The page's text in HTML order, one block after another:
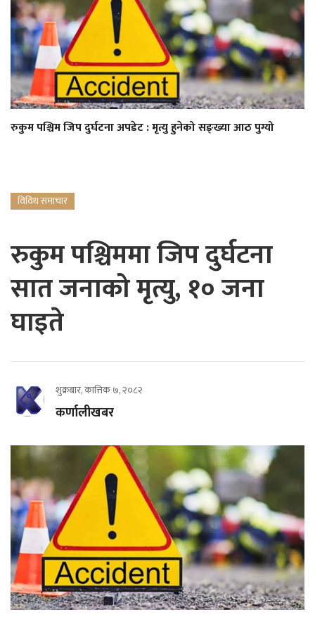
रुकुम पश्चिम जिप दुर्घटना अपडेट : मृत्यु हुनेको सङ्ख्या आठ पुग्यो
विविध समाचार
रुकुम पश्चिममा जिप दुर्घटना
सात जनाको मृत्यु, १० जना
घाइते
शुक्रबार, कात्तिक ७, २०८२
कर्णालीखबर